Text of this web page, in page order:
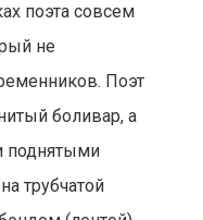
поэта совсем
не
Поэт
боливар, а
поднятыми
трубчатой